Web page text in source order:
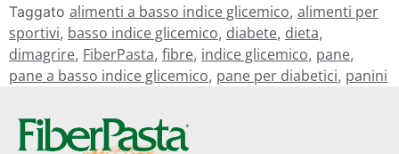
Taggato alimenti a basso indice glicemico, alimenti per
sportivi, basso indice glicemico, diabete, dieta,
dimagrire, FiberPasta, fibre, indice glicemico, pane,
pane a basso indice glicemico, pane per diabetici, panini